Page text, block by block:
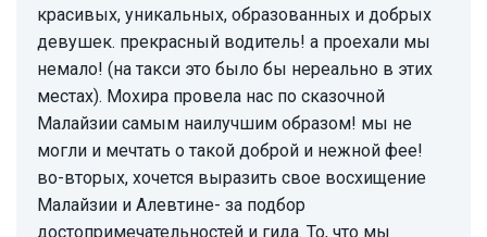
красивых, уникальных, образованных и добрых
девушек. прекрасный водитель! а проехали мы
немало! (на такси это было бы нереально в этих
местах). Мохира провела нас по сказочной
Малайзии самым наилучшим образом! мы не
могли и мечтать о такой доброй и нежной фее!
во-вторых, хочется выразить свое восхищение
Малайзии и Алевтине- за подбор
достопримечательностей и гида. То, что мы